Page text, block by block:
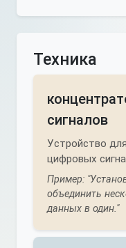
Техника
сигналов
Устройство
цифровых
Пример:
объединить
данных в один."